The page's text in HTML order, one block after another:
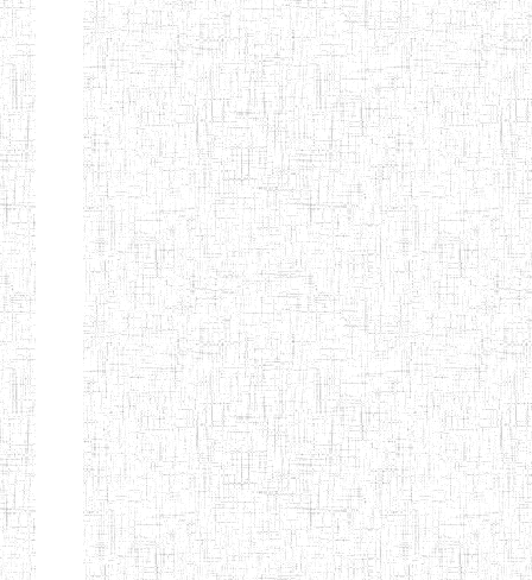
Etablissements
d'enseignement
normal
ENI
Chercher:
Effacer les filtres
Denomination
Type